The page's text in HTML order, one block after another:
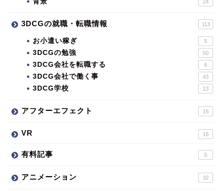
24
3DCGの就職・転職情報 113
お小遣い稼ぎ 5
3DCGの勉強 50
3DCG会社を転職する 6
3DCG会社で働く事 43
3DCG学校 13
アフターエフェクト 16
VR 16
有料記事 5
アニメーション 32